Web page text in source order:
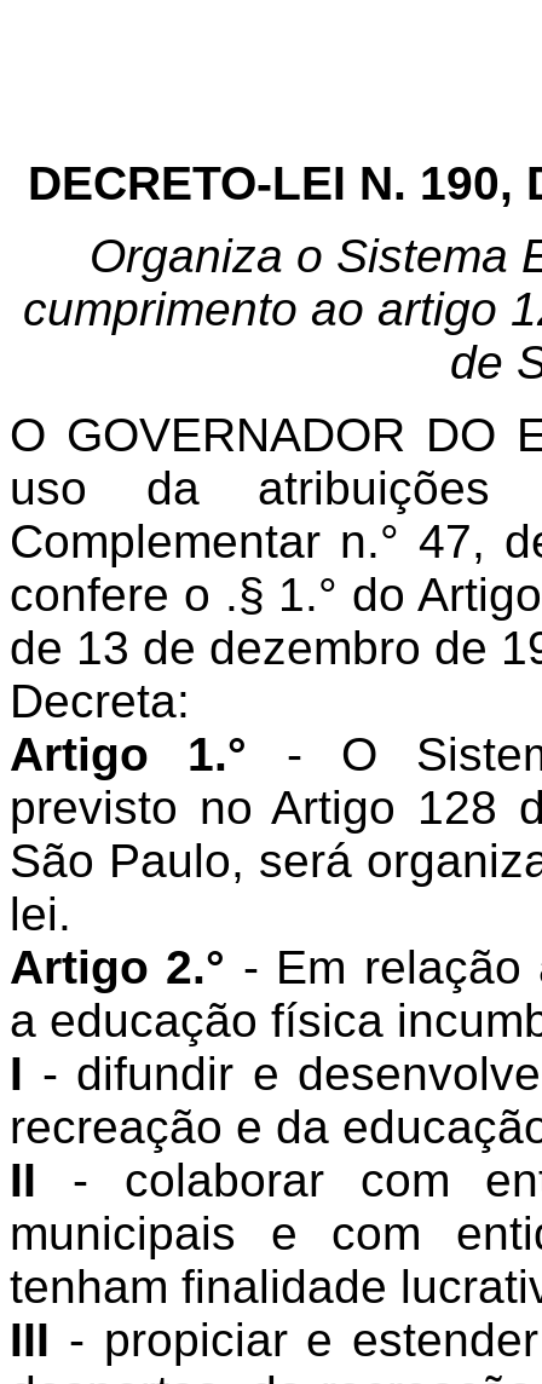
DECRETO-LEI N. 190,
Organiza o Sistema
cumprimento ao artigo
de
O GOVERNADOR DO
uso da
Complementar n.° 47,
confere o .§ 1.° do
de 13 de dezembro de
Decreta:
Artigo 1.° - O
previsto no Artigo 128
São Paulo, será
lei.
Artigo 2.° - Em relação
a educação física
I - difundir e
recreação e da
II - colaborar com
municipais e com
tenham finalidade
III - propiciar e